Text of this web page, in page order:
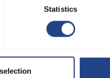
Statistics
produits
en
filtre,
dans